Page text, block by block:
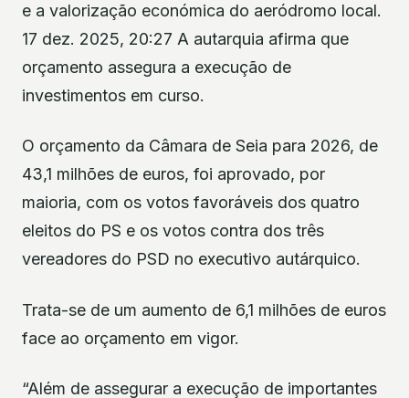
e a valorização económica do aeródromo local.
17 dez. 2025, 20:27 A autarquia afirma que
orçamento assegura a execução de
investimentos em curso.
O orçamento da Câmara de Seia para 2026, de
43,1 milhões de euros, foi aprovado, por
maioria, com os votos favoráveis dos quatro
eleitos do PS e os votos contra dos três
vereadores do PSD no executivo autárquico.
Trata-se de um aumento de 6,1 milhões de euros
face ao orçamento em vigor.
“Além de assegurar a execução de importantes